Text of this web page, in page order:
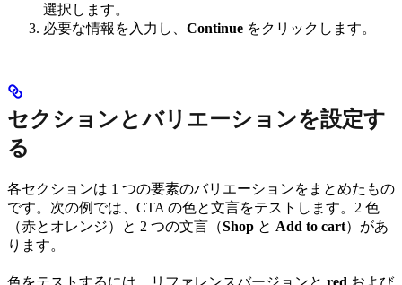
選択します。
必要な情報を入力し、 Continue をクリックします。
セクションとバリエーションを設定す
る
各セクションは 1 つの要素のバリエーションをまとめたもの
です。次の例では、CTA の色と文言をテストします。2 色
（赤とオレンジ）と 2 つの文言（Shop と Add to cart）があ
ります。